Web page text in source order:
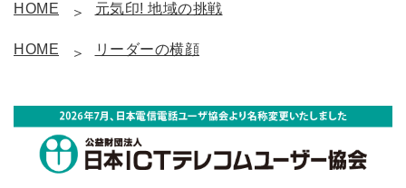
HOME 元気印! 地域の挑戦
HOME リーダーの横顔